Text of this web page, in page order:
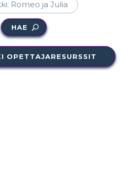
HAE
OPETTAJARESURSSIT